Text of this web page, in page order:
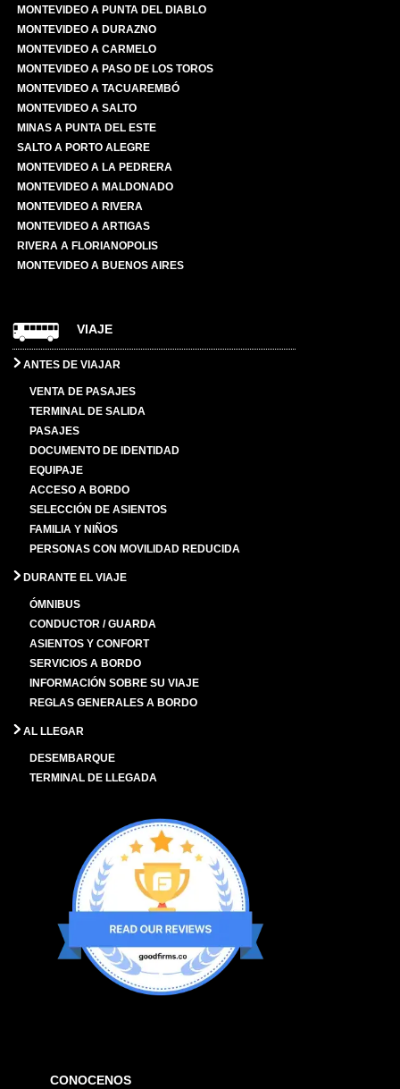
MONTEVIDEO A PUNTA DEL DIABLO
MONTEVIDEO A DURAZNO
MONTEVIDEO A CARMELO
MONTEVIDEO A PASO DE LOS TOROS
MONTEVIDEO A TACUAREMBÓ
MONTEVIDEO A SALTO
MINAS A PUNTA DEL ESTE
SALTO A PORTO ALEGRE
MONTEVIDEO A LA PEDRERA
MONTEVIDEO A MALDONADO
MONTEVIDEO A RIVERA
MONTEVIDEO A ARTIGAS
RIVERA A FLORIANOPOLIS
MONTEVIDEO A BUENOS AIRES
VIAJE
ANTES DE VIAJAR
VENTA DE PASAJES
TERMINAL DE SALIDA
PASAJES
DOCUMENTO DE IDENTIDAD
EQUIPAJE
ACCESO A BORDO
SELECCIÓN DE ASIENTOS
FAMILIA Y NIÑOS
PERSONAS CON MOVILIDAD REDUCIDA
DURANTE EL VIAJE
ÓMNIBUS
CONDUCTOR / GUARDA
ASIENTOS Y CONFORT
SERVICIOS A BORDO
INFORMACIÓN SOBRE SU VIAJE
REGLAS GENERALES A BORDO
AL LLEGAR
DESEMBARQUE
TERMINAL DE LLEGADA
CONOCENOS